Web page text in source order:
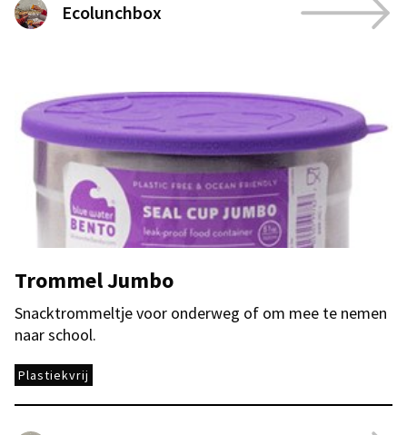
Ecolunchbox
Trommel Jumbo
Snacktrommeltje voor onderweg of om mee te nemen
naar school.
Plastiekvrij